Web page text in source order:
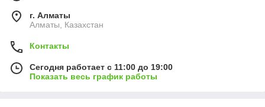
г. Алматы
Алматы, Казахстан
Контакты
Сегодня работает с 11:00 до 19:00
Показать весь график работы